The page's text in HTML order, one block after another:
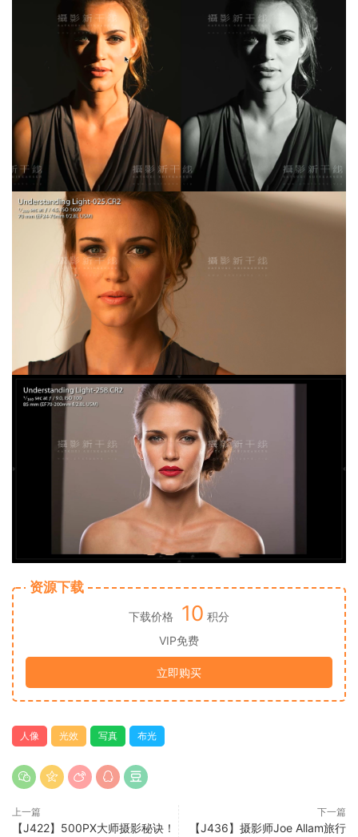
资源下载
下载价格 10 积分
VIP免费
立即购买
人像 光效 写真 布光
上一篇
【J422】500PX大师摄影秘诀！
下一篇
【J436】摄影师Joe Allam旅行